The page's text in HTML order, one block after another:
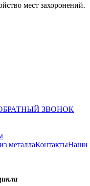
мест захоронений.
ЗВОНОК
металлаКонтактыНаши